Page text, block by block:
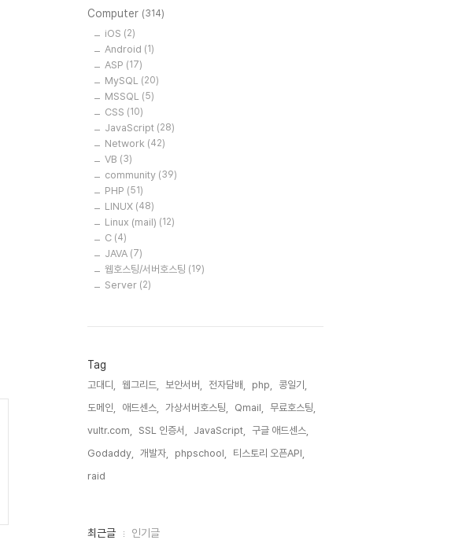
Computer (314)
iOS (2)
Android (1)
ASP (17)
MySQL (20)
MSSQL (5)
CSS (10)
JavaScript (28)
Network (42)
VB (3)
community (39)
PHP (51)
LINUX (48)
Linux (mail) (12)
C (4)
JAVA (7)
웹호스팅/서버호스팅 (19)
Server (2)
Tag
고대디, 웹그리드, 보안서버, 전자담배, php,
콩일기,
도메인,
애드센스, 가상서버호스팅, Qmail,
무료호스팅,
vultr.com,
SSL 인증서, JavaScript,
구글 애드센스,
Godaddy,
개발자, phpschool,
티스토리 오픈API,
raid,
최
최근글 인기글